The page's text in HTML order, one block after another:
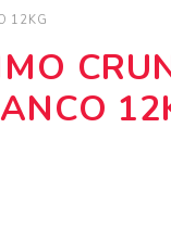
12KG